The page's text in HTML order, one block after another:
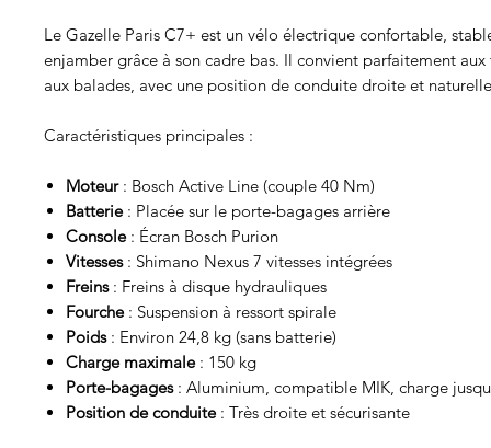
Le Gazelle Paris C7+ est un vélo électrique confortable,
enjamber grâce à son cadre bas. Il convient parfaitement
aux balades, avec une position de conduite droite et
Caractéristiques principales :
Moteur: Bosch Active Line (couple 40 Nm)
Batterie: Placée sur le porte-bagages arrière
Console: Écran Bosch Purion
Vitesses: Shimano Nexus 7 vitesses intégrées
Freins: Freins à disque hydrauliques
Fourche: Suspension à ressort spirale
Poids: Environ 24,8 kg (sans batterie)
Charge maximale: 150 kg
Porte-bagages: Aluminium, compatible MIK, charge
Position de conduite: Très droite et sécurisante